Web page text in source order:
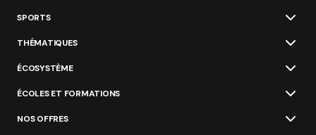
SPORTS
THÉMATIQUES
ÉCOSYSTÈME
ÉCOLES ET FORMATIONS
NOS OFFRES